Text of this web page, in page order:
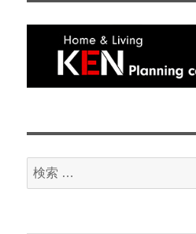
検
索